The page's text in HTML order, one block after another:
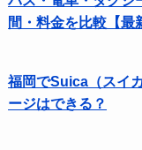
間・料金を比較【最
福岡でSuica（スイ
ージはできる？